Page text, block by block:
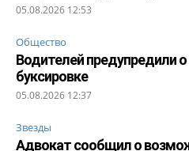
05.08.2026 12:53
Общество
Водителей предупредили о
буксировке
05.08.2026 12:37
Звезды
Адвокат сообщил о